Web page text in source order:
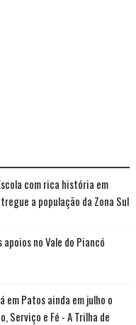
Escola com rica história em
a população da Zona Sul
no Vale do Piancó
Patos ainda em julho o
Serviço e Fé - A Trilha de